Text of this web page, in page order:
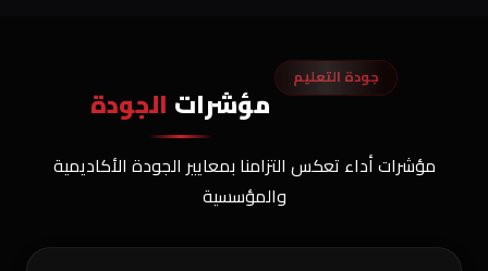
جودة التعليم
مؤشرات الجودة
مؤشرات أداء تعكس التزامنا بمعايير الجودة الأكاديمية
والمؤسسية